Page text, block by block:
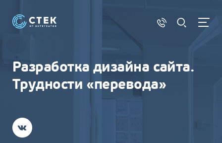
Разработка дизайна сайта.
Трудности «перевода»